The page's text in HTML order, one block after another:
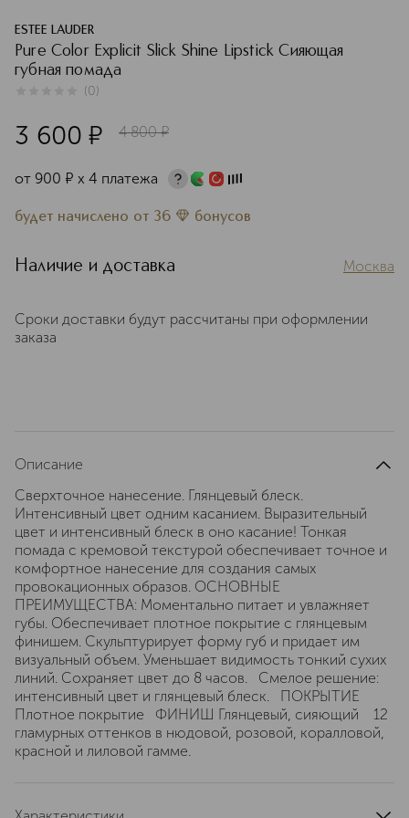
ESTEE LAUDER
Pure Color Explicit Slick Shine Lipstick Сияющая
губная помада
(0)
3 600 ¤ 4 800 ¤
от 900 ¤ х 4 платежа
будет начислено от 36 бонусов
Наличие и доставка Москва
Сроки доставки будут рассчитаны при оформлении
заказа
Описание
Сверхточное нанесение. Глянцевый блеск.
Интенсивный цвет одним касанием. Выразительный
цвет и интенсивный блеск в оно касание! Тонкая
помада с кремовой текстурой обеспечивает точное и
комфортное нанесение для создания самых
провокационных образов. ОСНОВНЫЕ
ПРЕИМУЩЕСТВА: Моментально питает и увлажняет
губы. Обеспечивает плотное покрытие с глянцевым
финишем. Скульптурирует форму губ и придает им
визуальный объем. Уменьшает видимость тонкий сухих
линий. Сохраняет цвет до 8 часов. Смелое решение:
интенсивный цвет и глянцевый блеск. ПОКРЫТИЕ
Плотное покрытие ФИНИШ Глянцевый, сияющий 12
гламурных оттенков в нюдовой, розовой, коралловой,
красной и лиловой гамме.